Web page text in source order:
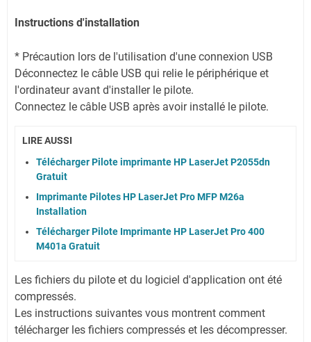
Instructions d'installation
* Précaution lors de l'utilisation d'une connexion USB
Déconnectez le câble USB qui relie le périphérique et
l'ordinateur avant d'installer le pilote.
Connectez le câble USB après avoir installé le pilote.
LIRE AUSSI
Télécharger Pilote imprimante HP LaserJet P2055dn
Gratuit
Imprimante Pilotes HP LaserJet Pro MFP M26a
Installation
Télécharger Pilote Imprimante HP LaserJet Pro 400
M401a Gratuit
Les fichiers du pilote et du logiciel d'application ont été
compressés.
Les instructions suivantes vous montrent comment
télécharger les fichiers compressés et les décompresser.